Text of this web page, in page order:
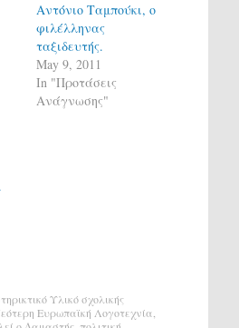
Αντόνιο Ταμπούκι, ο
φιλέλληνας
ταξιδευτής.
May 9, 2011
In "Προτάσεις
Ανάγνωσης"
Υλικό σχολικής
Ευρωπαϊκή Λογοτεχνία